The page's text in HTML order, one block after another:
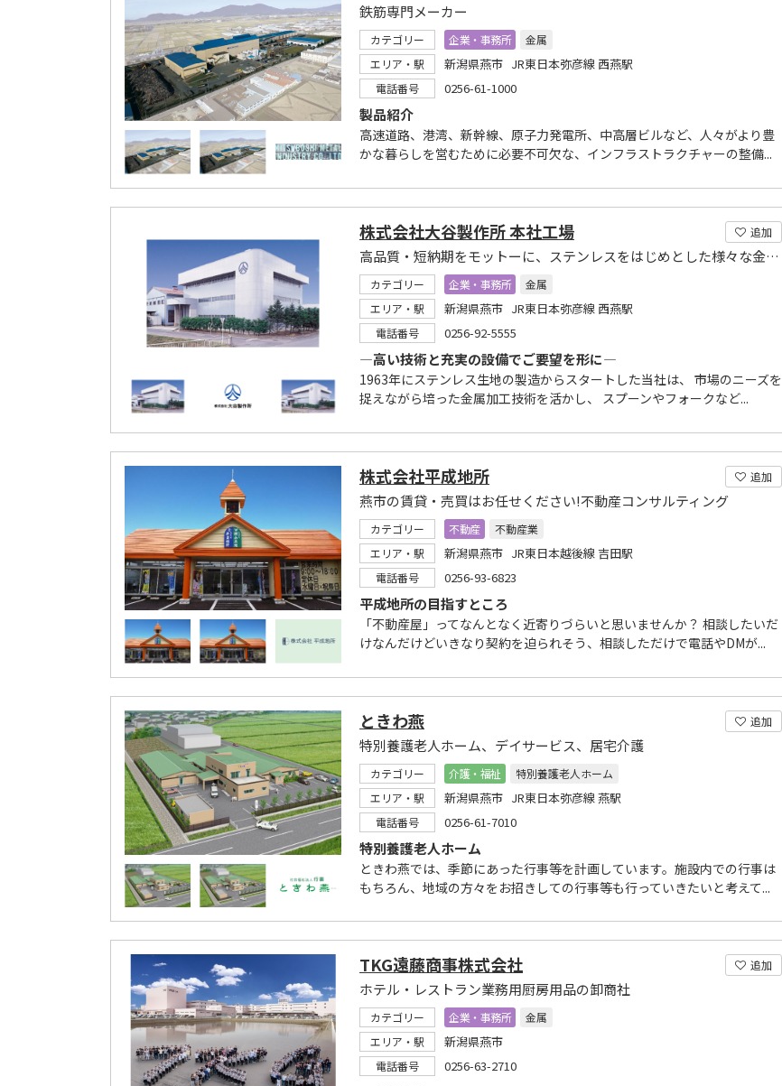
鉄筋専門メーカー
カテゴリー 企業・事務所
金属
エリア・駅
新潟県燕市 JR東日本弥彦線 西燕駅
電話番号 0256-61-1000
製品紹介
高速道路、港湾、新幹線、原子力発電所、中高層ビルなど、人々がより豊
かな暮らしを営むために必要不可欠な、インフラストラクチャーの整備...
追加
株式会社大谷製作所 本社工場
高品質・短納期をモットーに、ステンレスをはじめとした様々な金属素材の加工に取り組みます。
カテゴリー 企業・事務所
金属
エリア・駅
新潟県燕市 JR東日本弥彦線 西燕駅
電話番号 0256-92-5555
―高い技術と充実の設備でご要望を形に―
1963年にステンレス生地の製造からスタートした当社は、 市場のニーズを
捉えながら培った金属加工技術を活かし、 スプーンやフォークなど...
追加
株式会社平成地所
燕市の賃貸・売買はお任せください!不動産コンサルティング
カテゴリー 不動産
不動産業
エリア・駅
新潟県燕市 JR東日本越後線 吉田駅
電話番号 0256-93-6823
平成地所の目指すところ
「不動産屋」ってなんとなく近寄りづらいと思いませんか？ 相談したいだ
けなんだけどいきなり契約を迫られそう、相談しただけで電話やDMが...
追加
ときわ燕
特別養護老人ホーム、デイサービス、居宅介護
カテゴリー 介護・福祉
特別養護老人ホーム
エリア・駅
新潟県燕市 JR東日本弥彦線 燕駅
電話番号 0256-61-7010
特別養護老人ホーム
ときわ燕では、季節にあった行事等を計画しています。施設内での行事は
もちろん、地域の方々をお招きしての行事等も行っていきたいと考えて...
追加
TKG遠藤商事株式会社
ホテル・レストラン業務用厨房用品の卸商社
カテゴリー 企業・事務所
金属
エリア・駅
新潟県燕市
電話番号 0256-63-2710